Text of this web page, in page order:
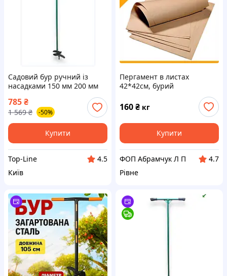
Садовий бур ручний із
насадками 150 мм 200 мм
для легкого буріння землі
та встановлення стовпів
785₴
1 569 ₴ -50%
Купити
Top-Line
4.5
Київ
Пергамент в листах
42*42см, бурий
160₴ кг
Купити
ФОП Абрамчук Л П
4.7
Рівне